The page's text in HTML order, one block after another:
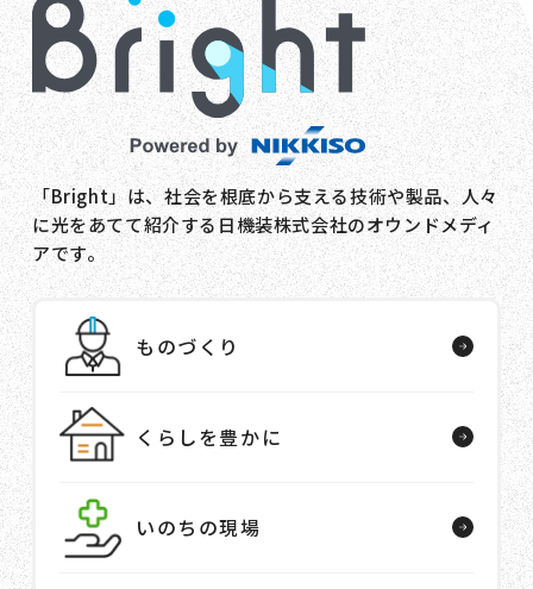
「Bright」は、社会を根底から支える技術や製品、人々
に光をあてて紹介する日機装株式会社のオウンドメディ
アです。
ものづくり
くらしを豊かに
いのちの現場